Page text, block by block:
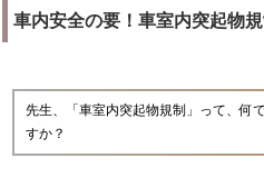
車内安全の要！車室内突起物
先生、「車室内突起物規制」って、何
すか？